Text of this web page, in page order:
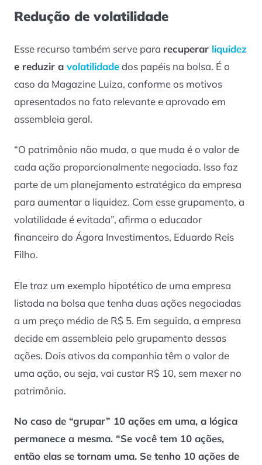
Redução de volatilidade
Esse recurso também serve para recuperar liquidez
e reduzir a volatilidadedos papéis na bolsa. É o
caso da Magazine Luiza, conforme os motivos
apresentados no fato relevante e aprovado em
assembleia geral.
“O patrimônio não muda, o que muda é o valor de
cada ação proporcionalmente negociada. Isso faz
parte de um planejamento estratégico da empresa
para aumentar a liquidez. Com esse grupamento, a
volatilidade é evitada”, afirma o educador
financeiro do Ágora Investimentos, Eduardo Reis
Filho.
Ele traz um exemplo hipotético de uma empresa
listada na bolsa que tenha duas ações negociadas
a um preço médio de R$ 5. Em seguida, a empresa
decide em assembleia pelo grupamento dessas
ações. Dois ativos da companhia têm o valor de
uma ação, ou seja, vai custar R$ 10, sem mexer no
patrimônio.
No caso de “grupar” 10 ações em uma, a lógica
permanece a mesma. “Se você tem 10 ações,
então elas se tornam uma. Se tenho 10 ações de